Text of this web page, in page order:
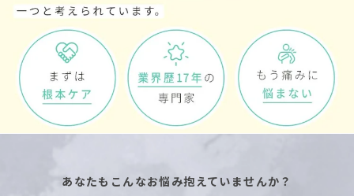
あなたもこんなお悩み抱えていませんか？